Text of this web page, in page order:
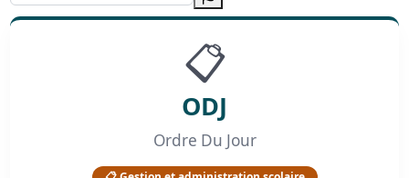
📋
ODJ
Ordre Du Jour